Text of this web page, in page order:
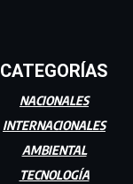
CATEGORÍAS
NACIONALES
INTERNACIONALES
AMBIENTAL
TECNOLOGÍA